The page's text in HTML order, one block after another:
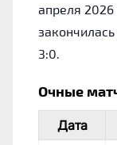
апреля
3:0.
Очные
Дата